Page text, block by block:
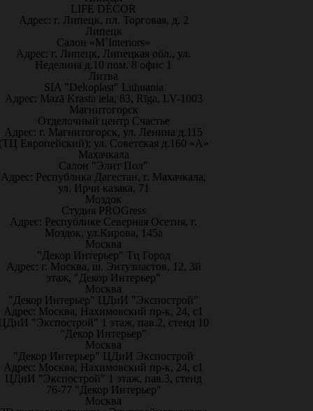
LIFE DÉCOR
Адрес: г. Липецк, пл. Торговая, д. 2
Липецк
Салон «M`Interiors»
Адрес: г. Липецк, Липецкая обл., ул.
Неделина д.10 пом. 8 офис 1
Литва
SIA "Dekoplast" Lithuania
Адрес: Mazā Krasta iela, 83, Rīga, LV-1003
Магнитогорск
Отделочный центр Счастье
Адрес: г. Магнитогорск, ул. Ленина д.115
Европейский); ул. Советская д.160 «А»
Махачкала
Салон "Элит Пол"
Адрес: Республика Дагестан, г. Махачкала,
ул. Ирчи казака, 71
Моздок
Студия PROGress
Адрес: Республике Северная Осетия, г.
Моздок, ул.Кирова, 145а
Москва
"Декор Интерьер" Тц Город
Адрес: г. Москва, ш. Энтузиастов, 12, 3й
этаж, "Декор Интерьер"
Москва
"Декор Интерьер" ЦДиИ "Экспострой"
Адрес: Москва, Нахимовский пр-к, 24, с1
"Экспострой" 1 этаж, пав.2, стенд 10
"Декор Интерьер"
Москва
"Декор Интерьер" ЦДиИ Экспострой
Адрес: Москва, Нахимовский пр-к, 24, с1
ЦДиИ "Экспострой" 1 этаж, пав.3, стенд
76-77 "Декор Интерьер"
Москва